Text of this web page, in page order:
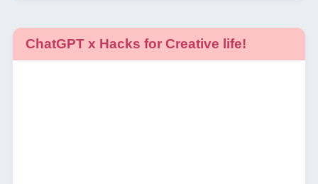
ChatGPT x Hacks for Creative life!